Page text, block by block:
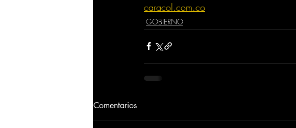
caracol.com.co
GOBIERNO
Comentarios